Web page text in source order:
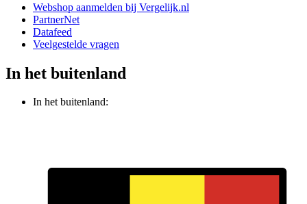
Webshop aanmelden bij Vergelijk.nl
PartnerNet
Datafeed
Veelgestelde vragen
In het buitenland
In het buitenland: